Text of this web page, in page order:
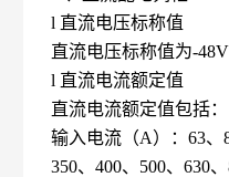
l 直流电压标称值
直流电压标称值为-48V
l 直流电流额定值
直流电流额定值包括：
输入电流（A）：63、
350、400、500、630、